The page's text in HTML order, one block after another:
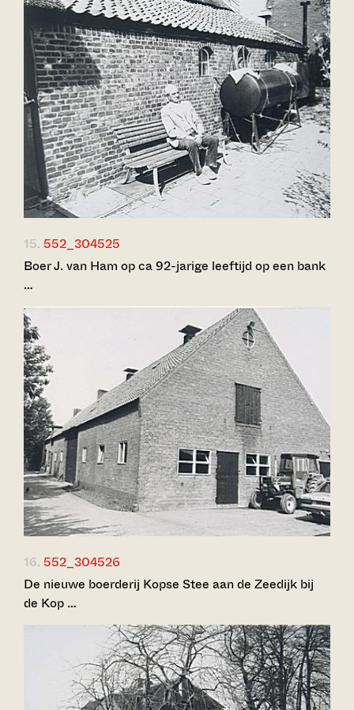
15. 552_304525
Boer J. van Ham op ca 92-jarige leeftijd op een bank
…
16. 552_304526
De nieuwe boerderij Kopse Stee aan de Zeedijk bij
de Kop …